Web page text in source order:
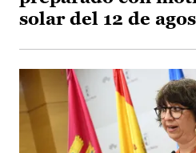
solar del 12 de